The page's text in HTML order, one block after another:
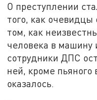
О преступлении
того, как
том, как
человека в машину
сотрудники ДПС
ней, кроме пьяного
оказалось.